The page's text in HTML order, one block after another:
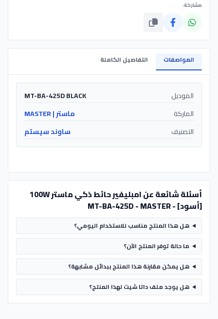
مشاركة:
المواصفات التفاصيل الكاملة
الموديل
MT-BA-425D BLACK
الماركة
ماستر | MASTER
التصنيف
ساوند سيستم
أسئلة شائعة عن امبليفير حائط ذكي ماستر 100W
[أسود] - MT-BA-425D - MASTER
هل هذا المنتج مناسب للاستخدام اليومي؟
ما حالة توفر المنتج الآن؟
هل يمكن مقارنة هذا المنتج ببدائل مشابهة؟
هل يوجد ملف داتا شيت لهذا المنتج؟